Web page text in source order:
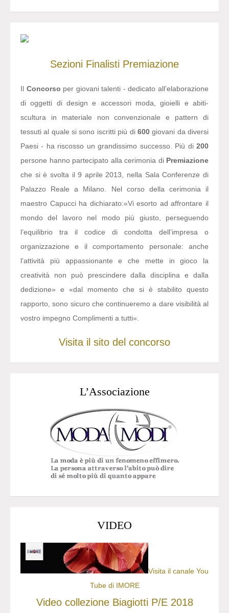
Sezioni Finalisti Premiazione
Il Concorso per giovani talenti - dedicato all’elaborazione
di oggetti di design e accessori moda, gioielli e abiti-
scultura in materiale non convenzionale e pattern di
tessuti al quale si sono iscritti più di 600giovani da diversi
Paesi - ha riscosso un grandissimo successo. Più di 200
persone hanno partecipato alla cerimonia di Premiazione
che si è svolta il 9 aprile 2013, nella Sala Conferenze di
Palazzo Reale a Milano. Nel corso della cerimonia il
maestro Capucci ha dichiarato:«Vi esorto ad affrontare il
mondo del lavoro nel modo più giusto, perseguendo
l’equilibrio tra il codice di condotta dell’impresa o
organizzazione e il comportamento personale: anche
l’attività più appassionante e che mette in gioco la
creatività non può prescindere dalla disciplina e dalla
dedizione» e «dal momento che si è stabilito questo
rapporto, sono sicuro che continueremo a dare visibilità al
vostro impegno Complimenti a tutti».
Visita il sito del concorso
L’Associazione
VIDEO
Visita il canale You
Tube di IMORE
Video collezione Biagiotti P/E 2018